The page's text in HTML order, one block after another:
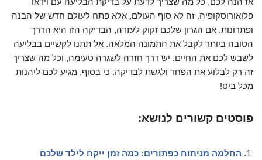
פלואורוסקופיה. זה לא סוף העולם, אלא פתח לעולם חדש של הבנה
ופתרונות. אם הגרון שלכם זקוק לעזרה, הבדיקה הזו היא הדרך
הטובה ביותר לקבל את התמונה המלאה. אל תתנו לקשיים בבליעה
לשבש לכם את החיים. יש דרך חזרה לשגרה טעימה, וכל מה שצריך
זה רק לבלוע את הפחד ולגשת לבדיקה. כי בסוף, מגיע לכם ליהנות
מכל ביס!
פוסטים קשורים לנושא:
החלמה מניתוח כפתורים: כמה זמן ייקח לילד שלכם